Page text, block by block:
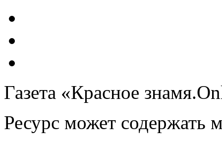
Газета «Красное
Ресурс может содержать